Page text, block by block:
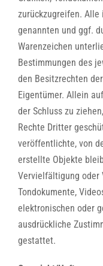
zurückzugreifen.
genannten und ggf.
Warenzeichen
Bestimmungen des
den Besitzrechten
Eigentümer. Allein
der Schluss zu
Rechte Dritter
veröffentlichte, von
erstellte Objekte
Vervielfältigung oder
Tondokumente,
elektronischen oder
ausdrückliche
gestattet.